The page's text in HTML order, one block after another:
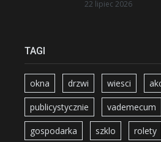
22 lipiec 2026
TAGI
okna drzwi wiesci
publicystycznie vademecum
gospodarka szklo rolety